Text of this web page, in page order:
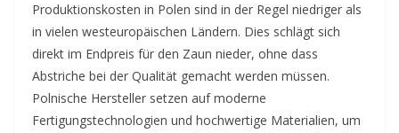
Produktionskosten in Polen sind in der Regel niedriger als
in vielen westeuropäischen Ländern. Dies schlägt sich
direkt im Endpreis für den Zaun nieder, ohne dass
Abstriche bei der Qualität gemacht werden müssen.
Polnische Hersteller setzen auf moderne
Fertigungstechnologien und hochwertige Materialien, um